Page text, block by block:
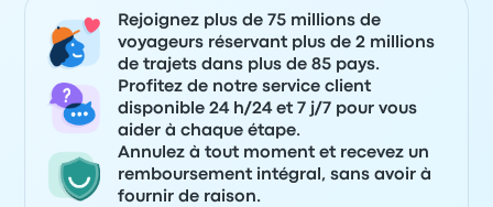
Rejoignez plus de 75 millions de
voyageurs réservant plus de 2 millions
de trajets dans plus de 85 pays.
Profitez de notre service client
disponible 24 h/24 et 7 j/7 pour vous
aider à chaque étape.
Annulez à tout moment et recevez un
remboursement intégral, sans avoir à
fournir de raison.